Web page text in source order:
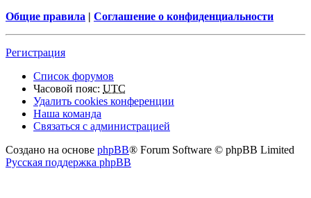
Общие правила | Соглашение о конфиденциальности
Регистрация
Список форумов
Часовой пояс: UTC
Удалить cookies конференции
Наша команда
Связаться с администрацией
Создано на основе phpBB® Forum Software © phpBB Limited
Русская поддержка phpBB